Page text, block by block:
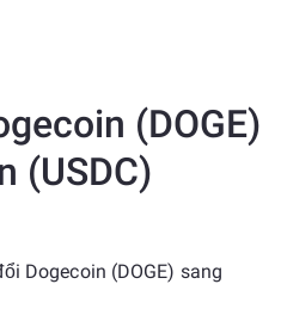
(DOGE)
(USDC)
Dogecoin (DOGE) sang